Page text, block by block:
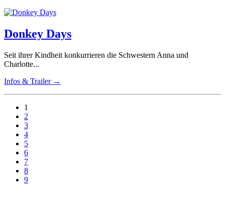
Donkey Days
Seit ihrer Kindheit konkurrieren die Schwestern Anna und
Charlotte...
Infos & Trailer →
1
2
3
4
5
6
7
8
9